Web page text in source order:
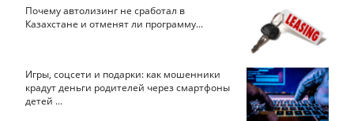
Почему автолизинг не сработал в
Казахстане и отменят ли программу...
Игры, соцсети и подарки: как мошенники
крадут деньги родителей через смартфоны
детей ...